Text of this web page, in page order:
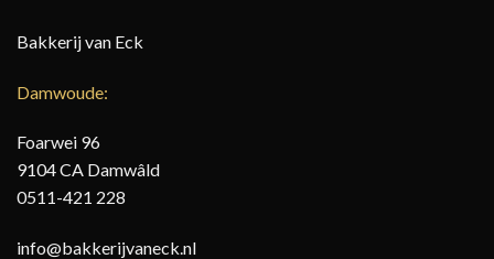
Bakkerij van Eck
Damwoude:
Foarwei 96
9104 CA Damwâld
0511-421 228
info@bakkerijvaneck.nl